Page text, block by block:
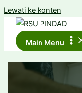
Lewati ke konten
Main Menu